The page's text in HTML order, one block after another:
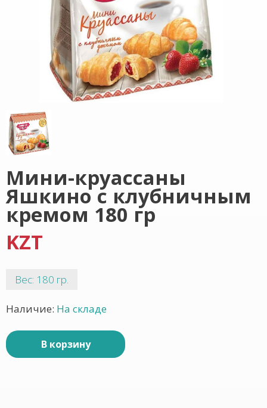
Мини-круассаны
Яшкино с клубничным
кремом 180 гр
KZT
Вес: 180 гр.
Наличие: На складе
В корзину